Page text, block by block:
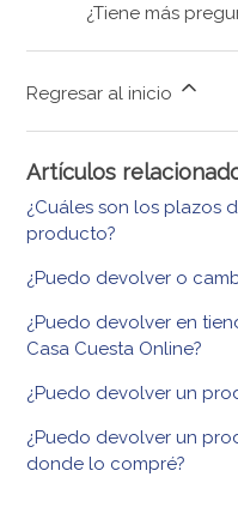
¿Tiene más
Regresar al inicio
Artículos
¿Cuáles son los plazos
producto?
¿Puedo devolver o
¿Puedo devolver en
Casa Cuesta Online?
¿Puedo devolver un
¿Puedo devolver un
donde lo compré?